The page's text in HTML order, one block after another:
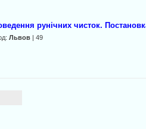
рунічних чисток.
Львов | 49